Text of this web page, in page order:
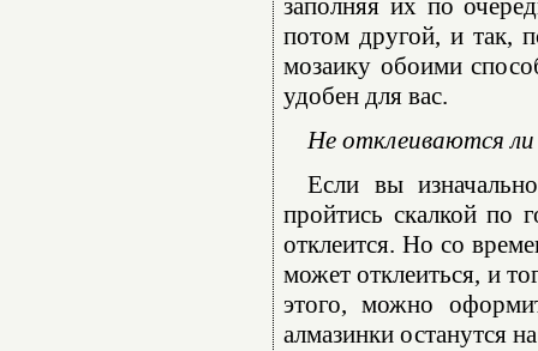
заполняя их по
потом другой, и так,
мозаику обоими
удобен для вас.
Не отклеиваются ли
Если вы
пройтись скалкой по
отклеится. Но со
может отклеиться, и
этого, можно
алмазинки останутся